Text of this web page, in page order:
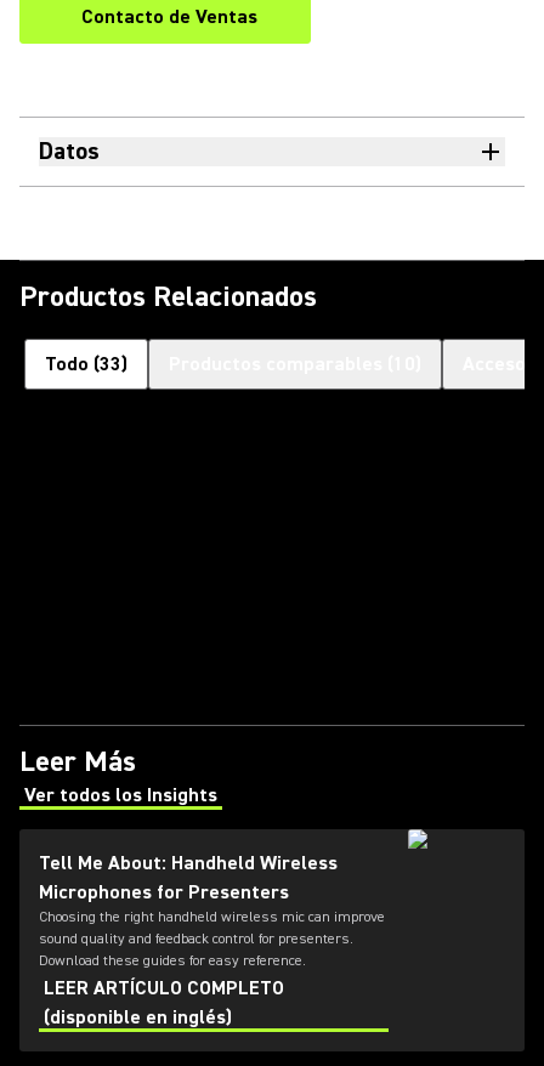
Contacto de Ventas
Datos
Productos Relacionados
Todo (33)
Leer Más
Ver todos los Insights
(Opens in a new tab)
Tell Me About: Handheld Wireless
Microphones for Presenters
Choosing the right handheld wireless mic can improve
sound quality and feedback control for presenters.
Download these guides for easy reference.
LEER ARTÍCULO COMPLETO
(disponible en inglés)